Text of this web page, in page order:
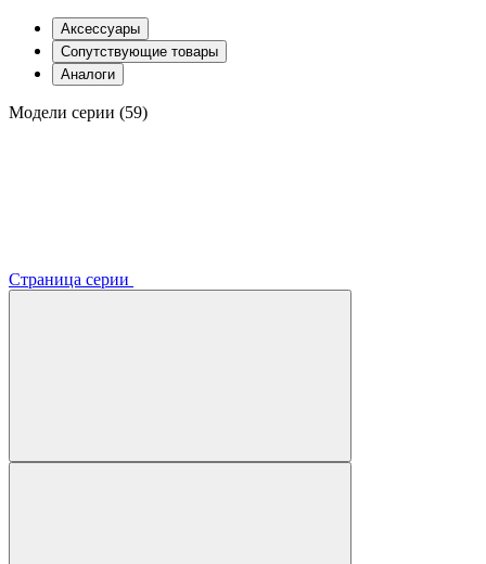
Аксессуары
Сопутствующие товары
Аналоги
Модели серии (59)
Страница серии